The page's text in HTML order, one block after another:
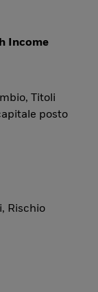
Income
Titoli
posto
Rischio